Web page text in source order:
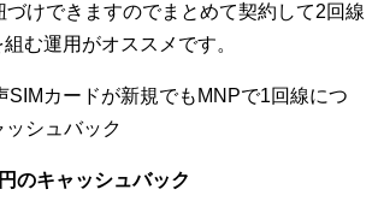
づけできますのでまとめて契約して2回線
む運用がオススメです。
SIMカードが新規でもMNPで1回線につ
シュバック
のキャッシュバック